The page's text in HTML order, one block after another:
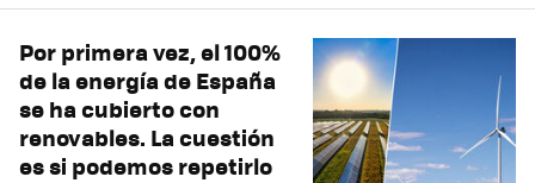
Por primera vez, el 100%
de la energía de España
se ha cubierto con
renovables. La cuestión
es si podemos repetirlo